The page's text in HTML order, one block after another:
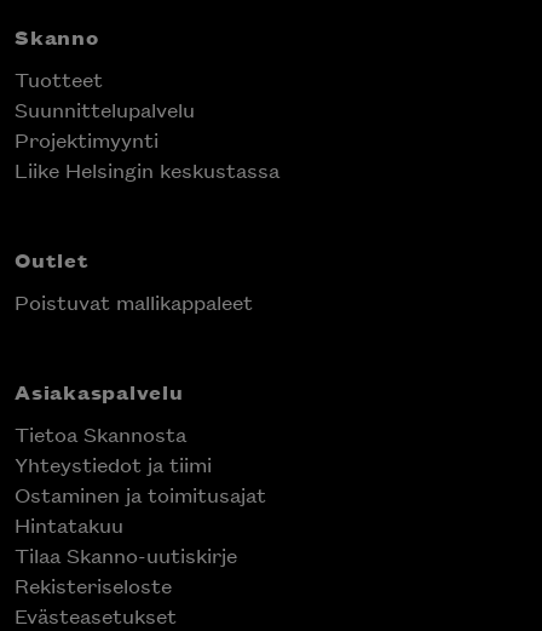
Skanno
Tuotteet
Suunnittelupalvelu
Projektimyynti
Liike Helsingin keskustassa
Outlet
Poistuvat mallikappaleet
Asiakaspalvelu
Tietoa Skannosta
Yhteystiedot ja tiimi
Ostaminen ja toimitusajat
Hintatakuu
Tilaa Skanno-uutiskirje
Rekisteriseloste
Evästeasetukset